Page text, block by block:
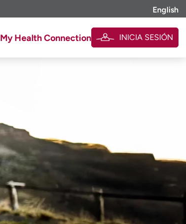
English
My Health Connection INICIA SESIÓN